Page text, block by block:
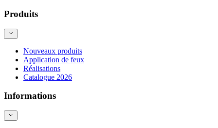
Produits
Nouveaux produits
Application de feux
Réalisations
Catalogue 2026
Informations